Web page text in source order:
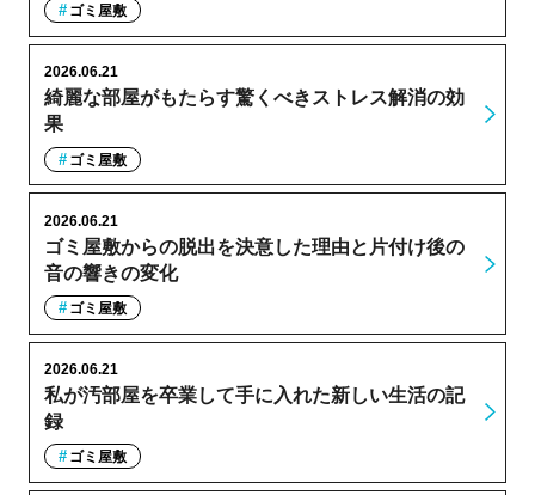
ゴミ屋敷
綺麗な部屋がもたらす驚くべきストレス解消の効
果
2026.06.21
ゴミ屋敷
ゴミ屋敷からの脱出を決意した理由と片付け後の
音の響きの変化
2026.06.21
ゴミ屋敷
私が汚部屋を卒業して手に入れた新しい生活の記
録
2026.06.21
ゴミ屋敷